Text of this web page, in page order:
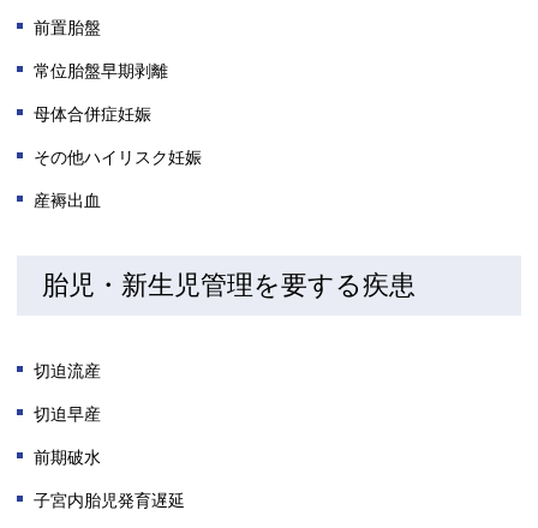
前置胎盤
常位胎盤早期剥離
母体合併症妊娠
その他ハイリスク妊娠
産褥出血
胎児・新生児管理を要する疾患
切迫流産
切迫早産
前期破水
子宮内胎児発育遅延